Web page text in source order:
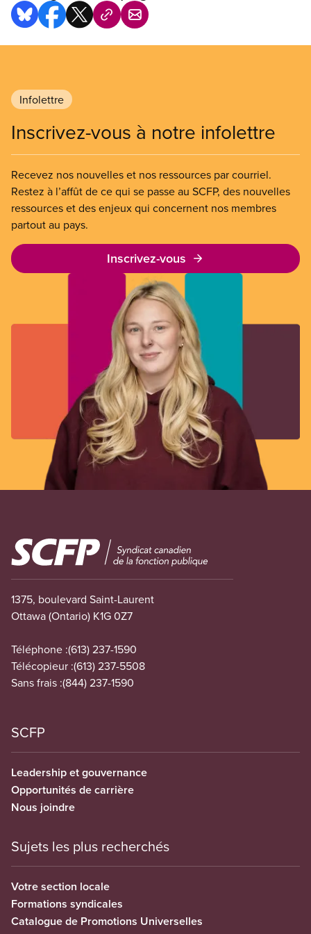
Infolettre
Inscrivez-vous à notre infolettre
Recevez nos nouvelles et nos ressources par courriel.
Restez à l’affût de ce qui se passe au SCFP, des nouvelles
ressources et des enjeux qui concernent nos membres
partout au pays.
Inscrivez-vous
Image
1375, boulevard Saint-Laurent
Ottawa (Ontario) K1G 0Z7
Téléphone :(613) 237-1590
Télécopieur :(613) 237-5508
Sans frais :(844) 237-1590
SCFP
Leadership et gouvernance
Opportunités de carrière
Nous joindre
Sujets les plus recherchés
Votre section locale
Formations syndicales
Catalogue de Promotions Universelles